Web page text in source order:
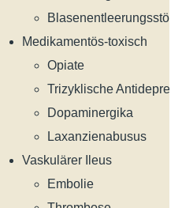
Medikamentös-toxisch
Opiate
Trizyklische
Dopaminergika
Laxanzienabusus
Vaskulärer Ileus
Embolie